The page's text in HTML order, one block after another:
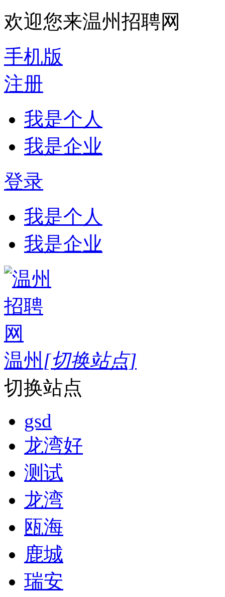
欢迎您来温州招聘网
手机版
注册
我是个人
我是企业
登录
我是个人
我是企业
温州 [切换站点]
切换站点
gsd
龙湾好
测试
龙湾
瓯海
鹿城
瑞安